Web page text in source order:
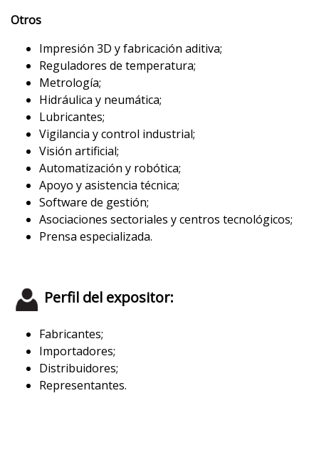
Otros
Impresión 3D y fabricación aditiva;
Reguladores de temperatura;
Metrología;
Hidráulica y neumática;
Lubricantes;
Vigilancia y control industrial;
Visión artificial;
Automatización y robótica;
Apoyo y asistencia técnica;
Software de gestión;
Asociaciones sectoriales y centros tecnológicos;
Prensa especializada.
Perfil del expositor:
Fabricantes;
Importadores;
Distribuidores;
Representantes.